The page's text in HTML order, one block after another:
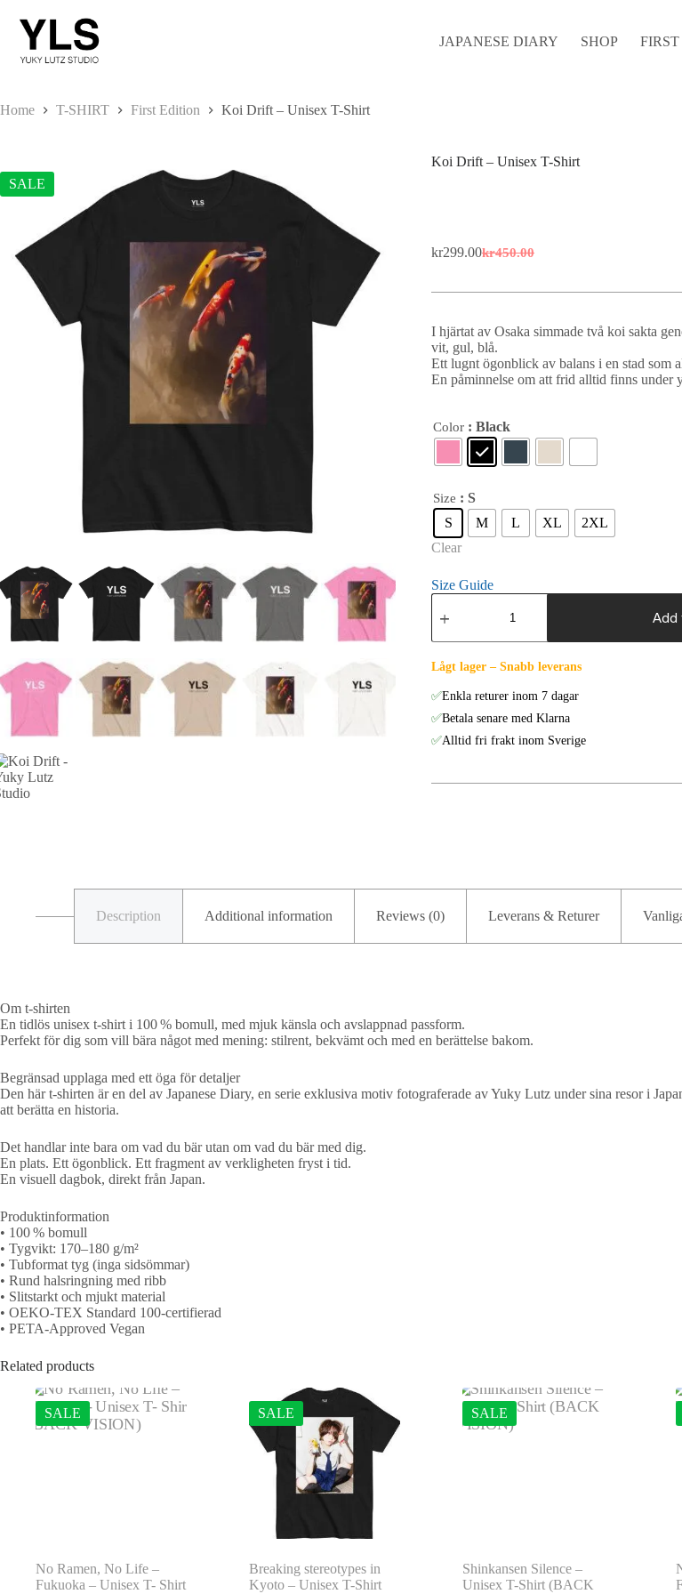
content
JAPANESE DIARY SHOP
Home T-SHIRT First Edition Koi Drift – Unisex T-Shirt
SALE
Koi Drift – Unisex T-Shirt
kr450.00
Original
was:
kr299.00Current
is:
I hjärtat av Osaka simmade två koi sakta
vit, gul, blå.
Ett lugnt ögonblick av balans i en stad som
En påminnelse om att frid alltid finns under
Color : Black
Size : S
S
M L XL
2XL
Clear
Size Guide
Koi
Drift
Unisex
T-
Shirt
quantity
Add
Lågt lager – Snabb leverans
✅Enkla returer inom 7 dagar
✅Betala senare med Klarna
✅Alltid fri frakt inom Sverige
Description Additional information Reviews (0) Leverans & Returer
Om t-shirten
En tidlös unisex t-shirt i 100 % bomull, med mjuk känsla och avslappnad passform.
Perfekt för dig som vill bära något med mening: stilrent, bekvämt och med en berättelse bakom.
Begränsad upplaga med ett öga för detaljer
Den här t-shirten är en del av Japanese Diary, en serie exklusiva motiv fotograferade av Yuky Lutz under sina resor i
att berätta en historia.
Det handlar inte bara om vad du bär utan om vad du bär med dig.
En plats. Ett ögonblick. Ett fragment av verkligheten fryst i tid.
En visuell dagbok, direkt från Japan.
Produktinformation
• 100 % bomull
• Tygvikt: 170–180 g/m²
• Tubformat tyg (inga sidsömmar)
• Rund halsringning med ribb
• Slitstarkt och mjukt material
• OEKO-TEX Standard 100-certifierad
• PETA-Approved Vegan
Related products
SALE
No Ramen, No Life –
Fukuoka – Unisex T- Shirt
SALE
Breaking stereotypes in
Kyoto – Unisex T-Shirt
SALE
Shinkansen Silence –
Unisex T-Shirt (BACK